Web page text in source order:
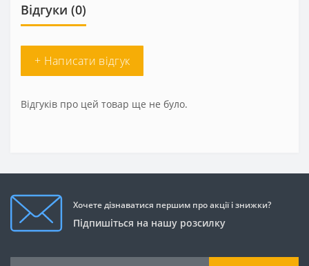
Відгуки (0)
+ Написати відгук
Відгуків про цей товар ще не було.
Хочете дізнаватися першим про акції і знижки?
Підпишіться на нашу розсилку